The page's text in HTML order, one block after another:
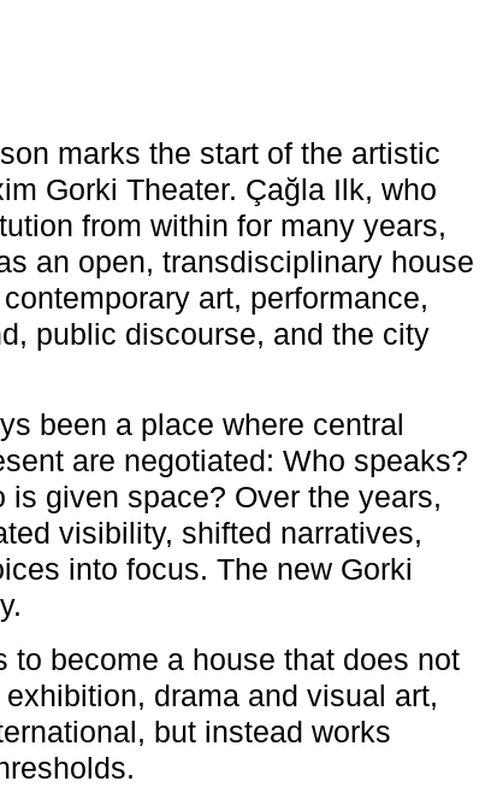
marks the start of the artistic
Gorki Theater. Çağla Ilk, who
from within for many years,
an open, transdisciplinary house
art, performance,
public discourse, and the city
been a place where central
are negotiated: Who speaks?
is given space? Over the years,
visibility, shifted narratives,
into focus. The new Gorki
to become a house that does not
drama and visual art,
but instead works